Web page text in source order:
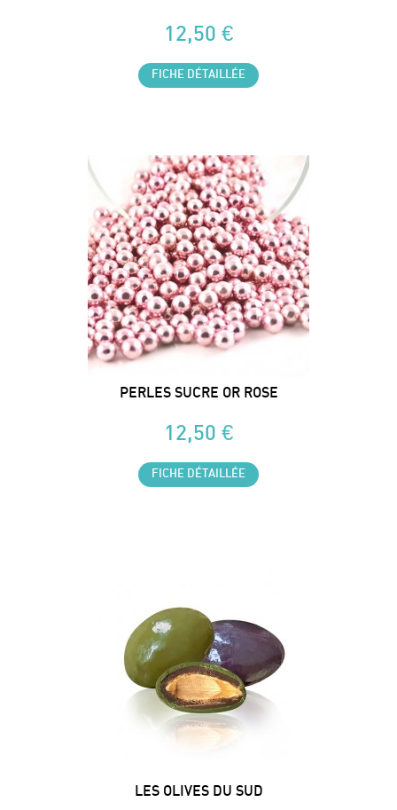
12,50 €
FICHE DÉTAILLÉE
PERLES SUCRE OR ROSE
12,50 €
FICHE DÉTAILLÉE
LES OLIVES DU SUD